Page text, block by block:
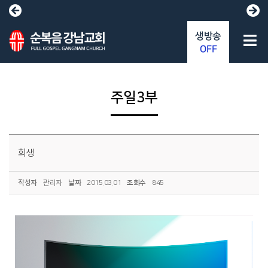
주일3부
희생
작성자 관리자 날짜 2015.03.01 조회수 845
생방송
OFF